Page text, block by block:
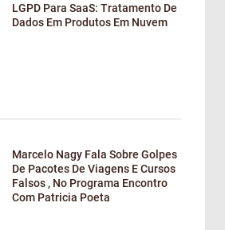
LGPD Para SaaS: Tratamento De
Dados Em Produtos Em Nuvem
Marcelo Nagy Fala Sobre Golpes
De Pacotes De Viagens E Cursos
Falsos , No Programa Encontro
Com Patricia Poeta